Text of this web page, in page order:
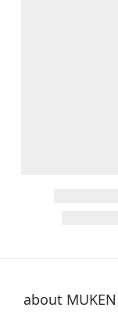
about MUKEN